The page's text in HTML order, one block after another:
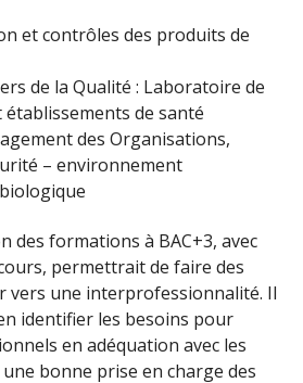
et contrôles des produits de
de la Qualité : Laboratoire de
de santé
des Organisations,
– environnement
des formations à BAC+3, avec
permettrait de faire des
vers une interprofessionnalité. Il
identifier les besoins pour
en adéquation avec les
bonne prise en charge des